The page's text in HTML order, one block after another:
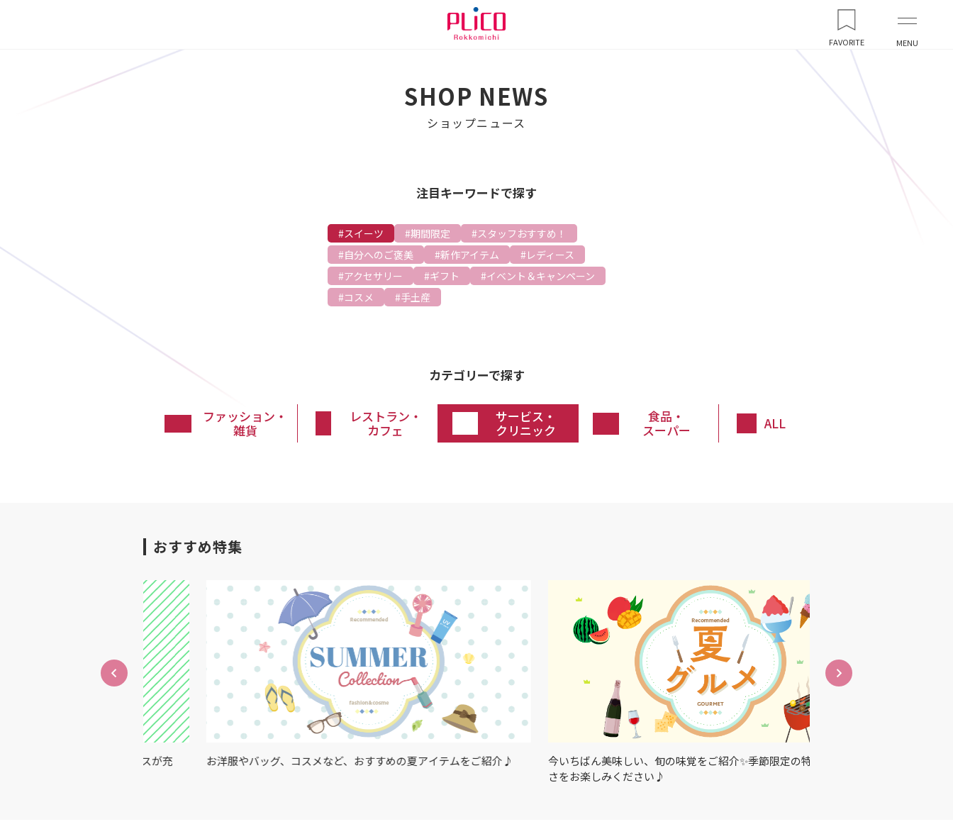
FAVORITE MENU
SHOP NEWS
ショップニュース
注目キーワードで探す
スイーツ 期間限定
スタッフおすすめ！
自分へのご褒美
新作アイテム
レディース
アクセサリー
ギフト
イベント＆キャンペーン
コスメ
手土産
カテゴリーで探す
ファッション・
雑貨
レストラン・
カフェ
サービス・
クリニック
食品・
スーパー
ALL
おすすめ特集
お洋服やバッグ、コスメなど、おすすめの夏アイテムをご紹介♪
今いちばん美味しい、旬の味覚をご紹介✨季節限定の特別な美味し
さをお楽しみください♪